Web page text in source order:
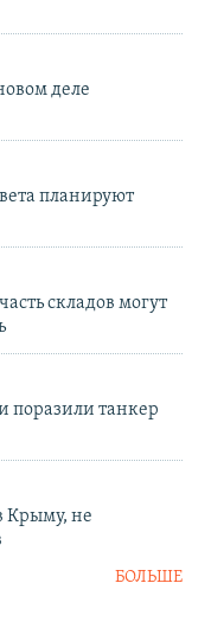
деле
планируют
складов могут
поразили танкер
Крыму, не
БОЛЬШЕ